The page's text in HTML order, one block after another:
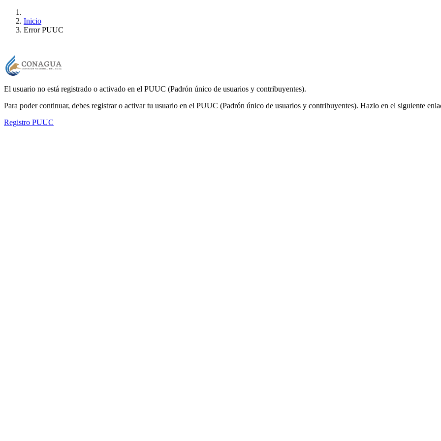
Inicio
Error PUUC
El usuario no está registrado o activado en el PUUC (Padrón único de usuarios y contribuyentes).
Para poder continuar, debes registrar o activar tu usuario en el PUUC (Padrón único de usuarios y contribuyentes). Hazlo en el siguiente
Registro PUUC